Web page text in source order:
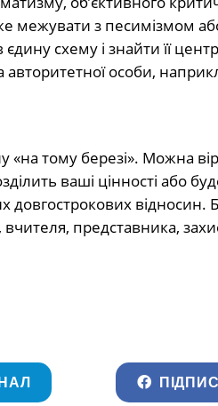
межувати з песимізмом
схему і знайти її
особи,
тому березі». Можна
ваші цінності або
відносин.
представника,